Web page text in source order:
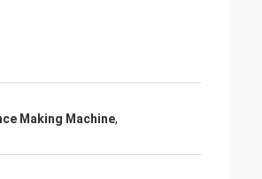
Making Machine,